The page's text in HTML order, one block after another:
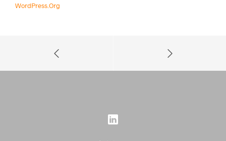
WordPress.org